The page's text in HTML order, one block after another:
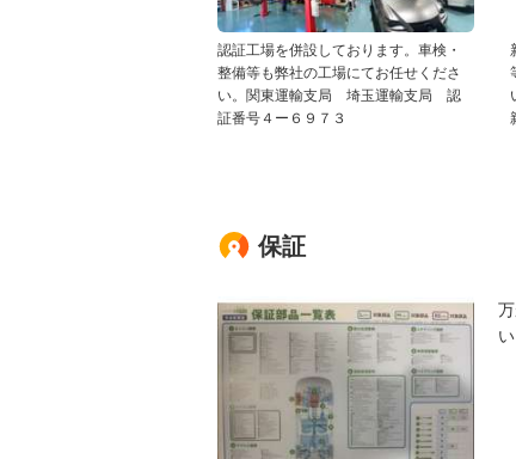
認証工場を併設しております。車検・
整備等も弊社の工場にてお任せくださ
い。関東運輸支局 埼玉運輸支局 認
証番号４ー６９７３
保証